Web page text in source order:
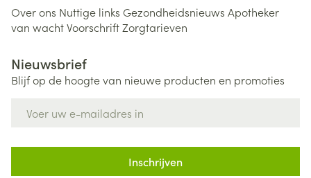
Over ons Nuttige links Gezondheidsnieuws Apotheker
van wachtVoorschriftZorgtarieven
Nieuwsbrief
Blijf op de hoogte van nieuwe producten en promoties
Inschrijven